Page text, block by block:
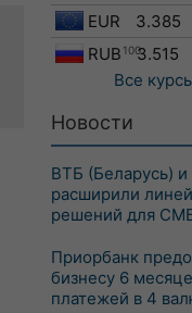
EUR
3.385
RUB 1003.515
Все
Новости
ВТБ (Беларусь) и
расширили
решений для
Приорбанк
бизнесу 6
платежей в 4